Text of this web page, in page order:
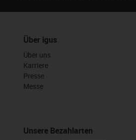
Über igus
Über uns
Karriere
Presse
Messe
Unsere Bezahlarten